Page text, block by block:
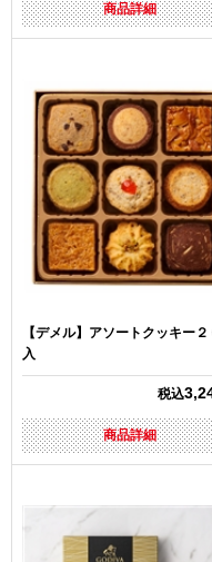
商品詳細
【デメル】アソートクッキー２
入
税込
商品詳細